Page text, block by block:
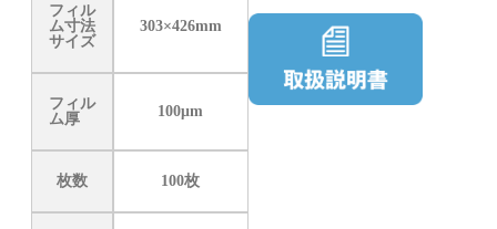
フィル
ム寸法
サイズ
303×426mm
フィル
ム厚
100μm
枚数 100枚